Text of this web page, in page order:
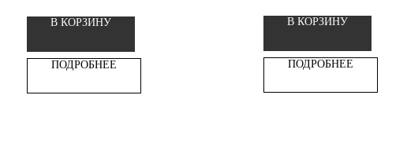
В КОРЗИНУ
ПОДРОБНЕЕ
В КОРЗИНУ
ПОДРОБНЕЕ